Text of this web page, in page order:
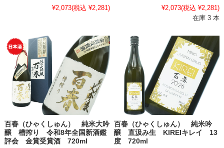
¥2,073(税込 ¥2,281)
¥2,073(税込 ¥2,281)
在庫 3 本
百春（ひゃくしゅん） 純米大吟
醸 槽搾り 令和8年全国新酒鑑
評会 金賞受賞酒 720ml
百春（ひゃくしゅん） 純米吟
醸 直汲み生 KIREIキレイ 13
度 720ml